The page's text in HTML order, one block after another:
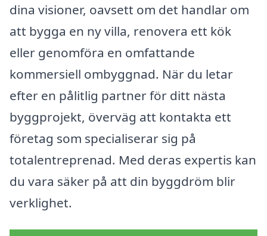
dina visioner, oavsett om det handlar om
att bygga en ny villa, renovera ett kök
eller genomföra en omfattande
kommersiell ombyggnad. När du letar
efter en pålitlig partner för ditt nästa
byggprojekt, överväg att kontakta ett
företag som specialiserar sig på
totalentreprenad. Med deras expertis kan
du vara säker på att din byggdröm blir
verklighet.